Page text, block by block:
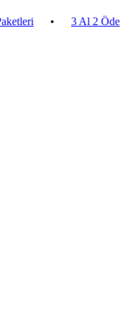
• 3 Al 2 Öde •